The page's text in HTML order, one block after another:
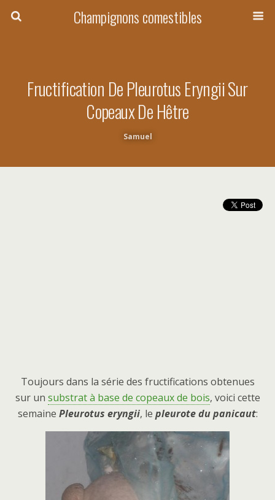
Champignons comestibles
Fructification De Pleurotus Eryngii Sur
Copeaux De Hêtre
Samuel
Toujours dans la série des fructifications obtenues
sur un substrat à base de copeaux de bois, voici cette
semaine Pleurotus eryngii, le pleurote du panicaut: